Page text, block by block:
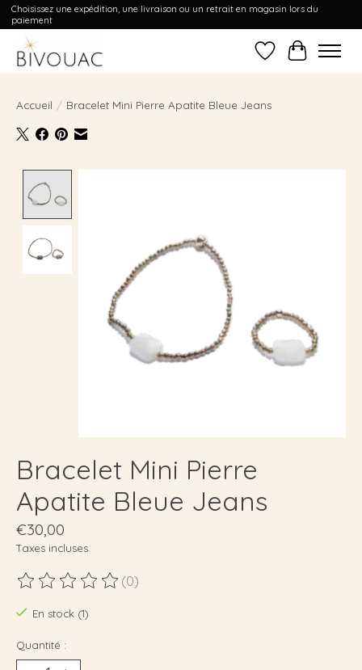
Choisissez une expédition, une livraison ou un retrait en magasin lors du
paiement
Liste dePanier
Accueil / Bracelet Mini Pierre Apatite Bleue Jeans
Bracelet Mini Pierre
Apatite Bleue Jeans
€30,00
Taxes incluses
Ce produit est évalué à
(0)
En stock (1)
Quantité :